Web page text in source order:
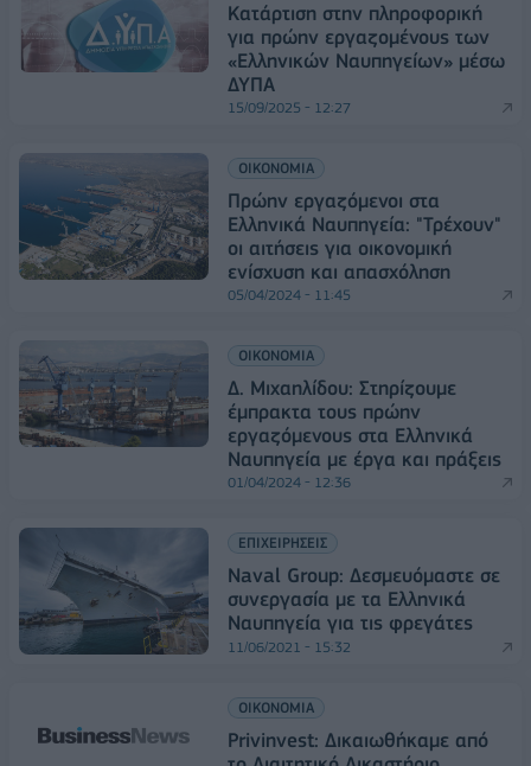
Κατάρτιση στην πληροφορική
για πρώην εργαζομένους των
«Ελληνικών Ναυπηγείων» μέσω
ΔΥΠΑ
15/09/2025 - 12:27
ΟΙΚΟΝΟΜΙΑ
Πρώην εργαζόμενοι στα
Ελληνικά Ναυπηγεία: "Τρέχουν"
οι αιτήσεις για οικονομική
ενίσχυση και απασχόληση
05/04/2024 - 11:45
ΟΙΚΟΝΟΜΙΑ
Δ. Μιχαηλίδου: Στηρίζουμε
έμπρακτα τους πρώην
εργαζόμενους στα Ελληνικά
Ναυπηγεία με έργα και πράξεις
01/04/2024 - 12:36
ΕΠΙΧΕΙΡΗΣΕΙΣ
Naval Group: Δεσμευόμαστε σε
συνεργασία με τα Ελληνικά
Ναυπηγεία για τις φρεγάτες
11/06/2021 - 15:32
ΟΙΚΟΝΟΜΙΑ
Privinvest: Δικαιωθήκαμε από